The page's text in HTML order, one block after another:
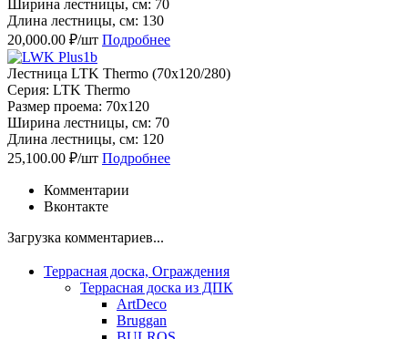
Ширина лестницы, см: 70
Длина лестницы, см: 130
20,000.00 ₽/шт Подробнее
Лестница LTK Thermo (70х120/280)
Серия: LTK Thermo
Размер проема: 70x120
Ширина лестницы, см: 70
Длина лестницы, см: 120
25,100.00 ₽/шт Подробнее
Комментарии
Вконтакте
Загрузка комментариев...
Террасная доска, Ограждения
Террасная доска из ДПК
ArtDeco
Bruggan